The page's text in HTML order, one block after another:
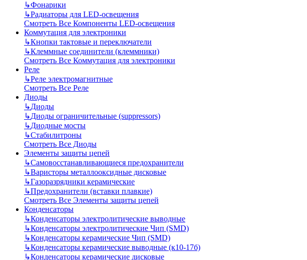
↳Фонарики
↳Радиаторы для LED-освещения
Смотреть Все Компоненты LED-освещения
Коммутация для электроники
↳Кнопки тактовые и переключатели
↳Клеммные соединители (клеммники)
Смотреть Все Коммутация для электроники
Реле
↳Реле электромагнитные
Смотреть Все Реле
Диоды
↳Диоды
↳Диоды ограничительные (suppressors)
↳Диодные мосты
↳Стабилитроны
Смотреть Все Диоды
Элементы защиты цепей
↳Самовосстанавливающиеся предохранители
↳Варисторы металлооксидные дисковые
↳Газоразрядники керамические
↳Предохранители (вставки плавкие)
Смотреть Все Элементы защиты цепей
Конденсаторы
↳Конденсаторы электролитические выводные
↳Конденсаторы электролитические Чип (SMD)
↳Конденсаторы керамические Чип (SMD)
↳Конденсаторы керамические выводные (к10-17б)
↳Конденсаторы керамические дисковые